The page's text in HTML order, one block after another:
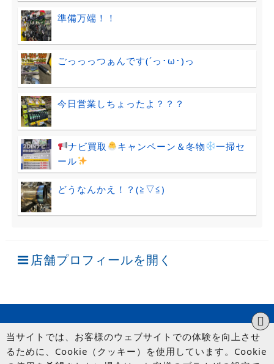
準備万端！！
ごっっっつぁんです(´っ･ω･)っ
今日営業しちょったよ？？？
ナビ買取 キャンペーン＆冬物
一掃セ
ール
どうなんかえ！？(≧▽≦)
店舗プロフィールを開く
当サイトでは、お客様のウェブサイトでの体験を向上させ
るために、Cookie（クッキー）を使用しています。Cookie